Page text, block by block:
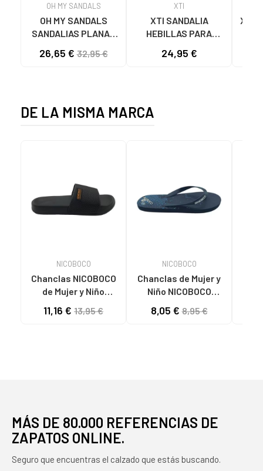
OH MY SANDALS
OH MY SANDALS
SANDALIAS PLANAS
DOYA CHAMPAN
26,65 €32,95 €
XTI
XTI SANDALIA
HEBILLAS PARA
24,95 €
XTI
DE LA MISMA MARCA
NICOBOCO
Chanclas NICOBOCO
de Mujer y Niño
KALYCO NEGRO
11,16 € 13,95 €
NICOBOCO
Chanclas de Mujer y
Niño NICOBOCO
BRASIL AZUL
8,05 €8,95 €
MÁS DE 80.000 REFERENCIAS DE
ZAPATOS ONLINE.
Seguro que encuentras el calzado que estás buscando.